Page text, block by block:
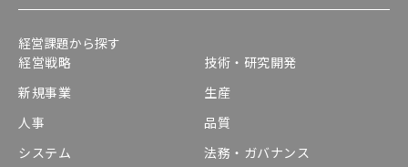
経営課題から探す
経営戦略
新規事業
人事
システム
技術・研究開発
生産
品質
法務・ガバナンス